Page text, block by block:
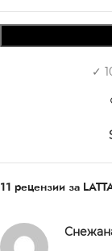
✓
11 рецензии за